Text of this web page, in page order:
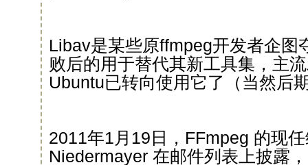
Libav是某些原ffmpeg开发者企图
败后的用于替代其新工具集，主
Ubuntu已转向使用它了（当然后
2011年1月19日，FFmpeg 的现
Niedermayer 在邮件列表上披露